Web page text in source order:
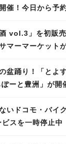
催！今日から予
vol.3」を初販
マーマーケット
盆踊り！「とよ
ーと豊洲」が開
いドコモ・バイ
スを一時停止中